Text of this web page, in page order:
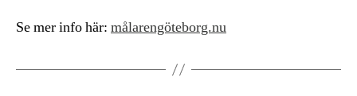
Se mer info här: målarengöteborg.nu